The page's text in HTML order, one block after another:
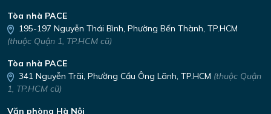
Tòa nhà PACE
195-197 Nguyễn Thái Bình, Phường Bến Thành, TP.HCM
(thuộc Quận 1, TP.HCM cũ)
Tòa nhà PACE
341 Nguyễn Trãi, Phường Cầu Ông Lãnh, TP.HCM (thuộc Quận
1, TP.HCM cũ)
Văn phòng Hà Nội